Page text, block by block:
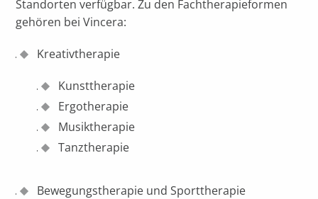
Standorten verfügbar. Zu den Fachtherapieformen
gehören bei Vincera:
Kreativtherapie
Kunsttherapie
Ergotherapie
Musiktherapie
Tanztherapie
Bewegungstherapie und Sporttherapie